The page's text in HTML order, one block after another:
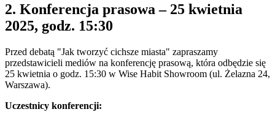
2. Konferencja prasowa – 25 kwietnia
2025, godz. 15:30
Przed debatą "Jak tworzyć cichsze miasta" zapraszamy
przedstawicieli mediów na konferencję prasową, która odbędzie się
25 kwietnia o godz. 15:30 w Wise Habit Showroom (ul. Żelazna 24,
Warszawa).
Uczestnicy konferencji: